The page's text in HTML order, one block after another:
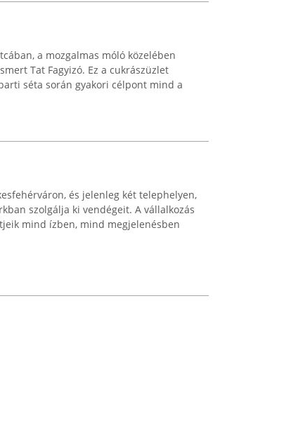
a mozgalmas móló közelében
Tat Fagyizó. Ez a cukrászüzlet
séta során gyakori célpont mind a
és jelenleg két telephelyen,
szolgálja ki vendégeit. A vállalkozás
mind ízben, mind megjelenésben